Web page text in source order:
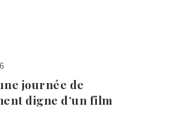
journée de
digne d’un film